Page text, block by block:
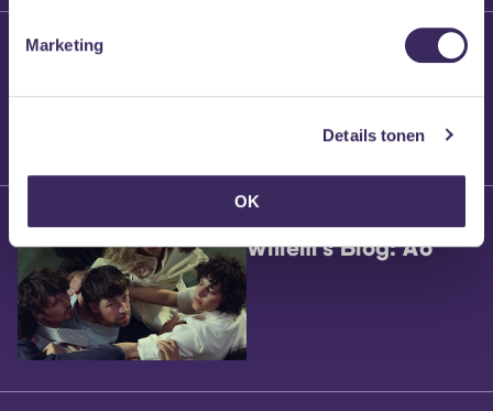
Marketing
Details tonen
OK
Brennt Vanneste
Willem’s Blog: Ão